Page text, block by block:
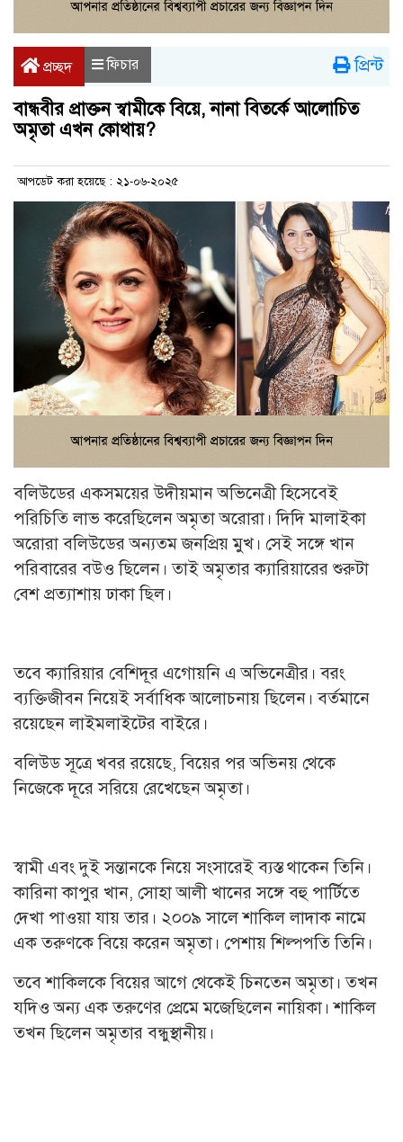
প্রচ্ছদ ফিচার প্রিন্ট
বান্ধবীর প্রাক্তন স্বামীকে বিয়ে, নানা বিতর্কে আলোচিত
অমৃতা এখন কোথায়?
আপডেট করা হয়েছে : ২১-০৬-২০২৫
বলিউডের একসময়ের উদীয়মান অভিনেত্রী হিসেবেই
পরিচিতি লাভ করেছিলেন অমৃতা অরোরা। দিদি মালাইকা
অরোরা বলিউডের অন্যতম জনপ্রিয় মুখ। সেই সঙ্গে খান
পরিবারের বউও ছিলেন। তাই অমৃতার ক্যারিয়ারের শুরুটা
বেশ প্রত্যাশায় ঢাকা ছিল।
তবে ক্যারিয়ার বেশিদূর এগোয়নি এ অভিনেত্রীর। বরং
ব্যক্তিজীবন নিয়েই সর্বাধিক আলোচনায় ছিলেন। বর্তমানে
রয়েছেন লাইমলাইটের বাইরে।
বলিউড সূত্রে খবর রয়েছে, বিয়ের পর অভিনয় থেকে
নিজেকে দূরে সরিয়ে রেখেছেন অমৃতা।
স্বামী এবং দুই সন্তানকে নিয়ে সংসারেই ব্যস্ত থাকেন তিনি।
কারিনা কাপুর খান, সোহা আলী খানের সঙ্গে বহু পার্টিতে
দেখা পাওয়া যায় তার। ২০০৯ সালে শাকিল লাদাক নামে
এক তরুণকে বিয়ে করেন অমৃতা। পেশায় শিল্পপতি তিনি।
তবে শাকিলকে বিয়ের আগে থেকেই চিনতেন অমৃতা। তখন
যদিও অন্য এক তরুণের প্রেমে মজেছিলেন নায়িকা। শাকিল
তখন ছিলেন অমৃতার বন্ধুস্থানীয়।